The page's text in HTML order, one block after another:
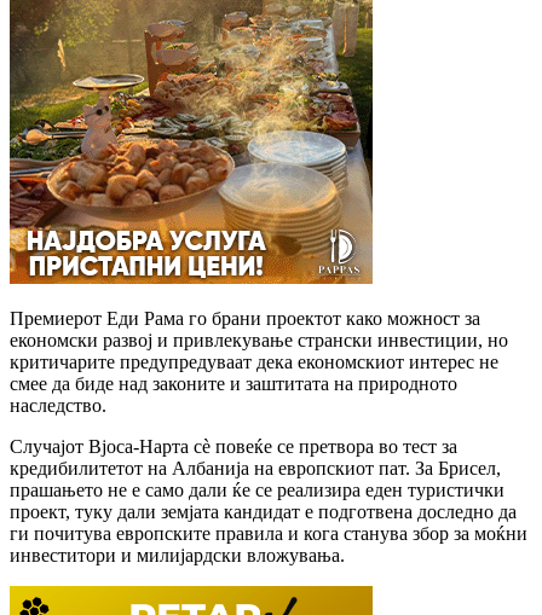
Премиерот Еди Рама го брани проектот како можност за
економски развој и привлекување странски инвестиции, но
критичарите предупредуваат дека економскиот интерес не
смее да биде над законите и заштитата на природното
наследство.
Случајот Вјоса-Нарта сè повеќе се претвора во тест за
кредибилитетот на Албанија на европскиот пат. За Брисел,
прашањето не е само дали ќе се реализира еден туристички
проект, туку дали земјата кандидат е подготвена доследно да
ги почитува европските правила и кога станува збор за моќни
инвеститори и милијардски вложувања.